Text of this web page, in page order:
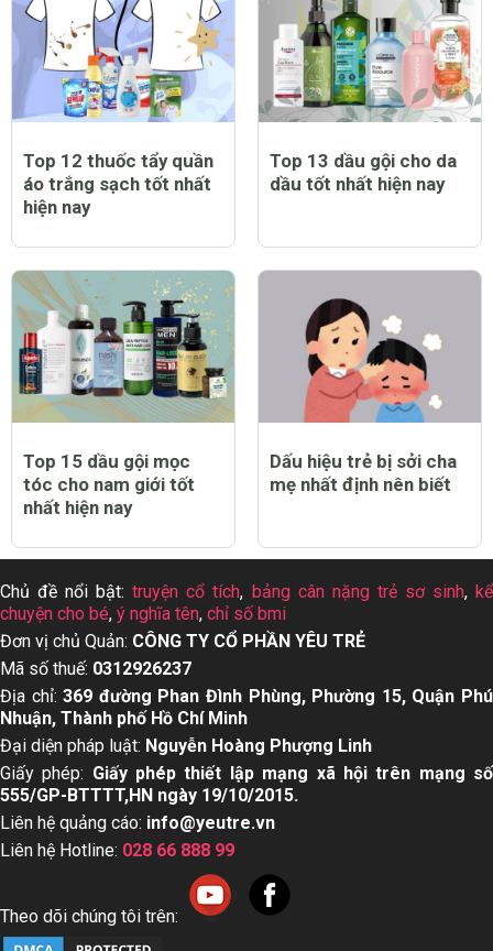
Top 12 thuốc tẩy quần
áo trắng sạch tốt nhất
hiện nay
Top 13 dầu gội cho da
dầu tốt nhất hiện nay
Top 15 dầu gội mọc
tóc cho nam giới tốt
nhất hiện nay
Dấu hiệu trẻ bị sởi cha
mẹ nhất định nên biết
Chủ đề nổi bật:truyện cổ tích, bảng cân nặng trẻ sơ sinh,kể
chuyện cho bé, ý nghĩa tên, chỉ số bmi
Đơn vị chủ Quản: CÔNG TY CỔ PHẦN YÊU TRẺ
Mã số thuế: 0312926237
Địa chỉ:369 đường Phan Đình Phùng, Phường 15, Quận Phú
Nhuận, Thành phố Hồ Chí Minh
Đại diện pháp luật: Nguyễn Hoàng Phượng Linh
Giấy phép: Giấy phép thiết lập mạng xã hội trên mạng số
555/GP-BTTTT,HN ngày 19/10/2015.
Liên hệ quảng cáo: info@yeutre.vn
Liên hệ Hotline: 028 66 888 99
Theo dõi chúng tôi trên: